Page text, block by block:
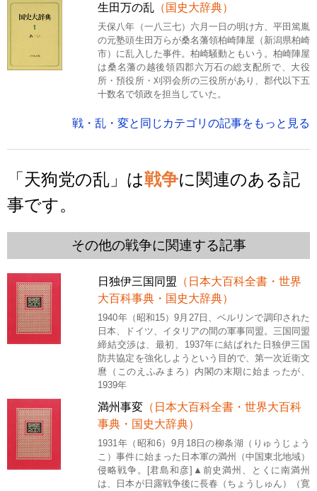
生田万の乱 （国史大辞典）
天保八年（一八三七）六月一日の明け方、平田篤胤
の元塾頭生田万らが桑名藩領柏崎陣屋（新潟県柏崎
市）に乱入した事件。柏崎騒動ともいう。柏崎陣屋
は桑名藩の越後領四郡六万石の総支配所で、大役
所・預役所・刈羽会所の三役所があり、郡代以下五
十数名で領政を担当していた。
戦・乱・変と同じカテゴリの記事をもっと見る
「天狗党の乱」は戦争に関連のある記
事です。
その他の戦争に関連する記事
日独伊三国同盟 （日本大百科全書・世界
大百科事典・国史大辞典）
1940年（昭和15）9月27日、ベルリンで調印された
日本、ドイツ、イタリアの間の軍事同盟。三国同盟
締結交渉は、最初、1937年に結ばれた日独伊三国
防共協定を強化しようという目的で、第一次近衛文
麿（このえふみまろ）内閣の末期に始まったが、
1939年
満州事変 （日本大百科全書・世界大百科
事典・国史大辞典）
1931年（昭和6）9月18日の柳条湖（りゅうじょう
こ）事件に始まった日本軍の満州（中国東北地域）
侵略戦争。[君島和彦]▲前史満州、とくに南満州
は、日本が日露戦争後に長春（ちょうしゅん）（寛